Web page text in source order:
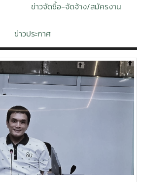
ข่าวจัดซื้อ-จัดจ้าง/สมัครงาน
ข่าวประกาศ